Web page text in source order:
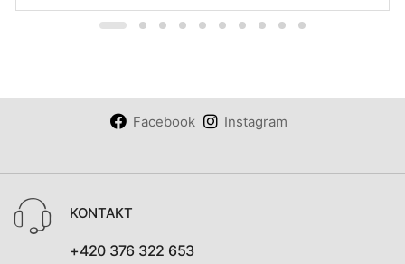
Facebook Instagram
KONTAKT
+420 376 322 653